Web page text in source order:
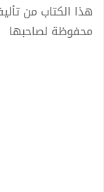
هذا الكتاب من
محفوظة لصاحبها